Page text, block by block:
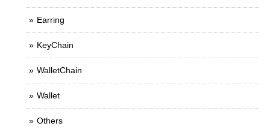
Earring
KeyChain
WalletChain
Wallet
Others